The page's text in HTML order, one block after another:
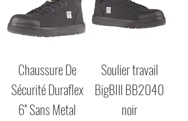
Chaussure De
Sécurité Duraflex
6'' Sans Metal
Soulier travail
BigBIll BB2040
noir